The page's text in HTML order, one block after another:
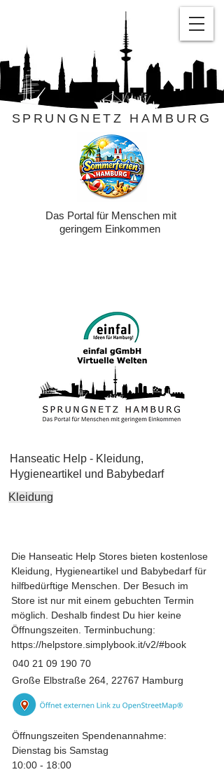
SPRUNGNETZ HAMBURG
Das Portal für Menschen mit
geringem Einkommen
Hanseatic Help - Kleidung,
Hygieneartikel und Babybedarf
Kleidung
Die Hanseatic Help Stores bieten kostenlose
Kleidung, Hygieneartikel und Babybedarf für
hilfbedürftige Menschen. Der Besuch im
Store ist nur mit einem gebuchten Termin
möglich. Deshalb findest Du hier keine
Öffnungszeiten. Terminbuchung:
https://helpstore.simplybook.it/v2/#book
040 21 09 190 70
Große Elbstraße 264, 22767 Hamburg
Öffnungszeiten Spendenannahme:
Dienstag bis Samstag
10:00 - 18:00